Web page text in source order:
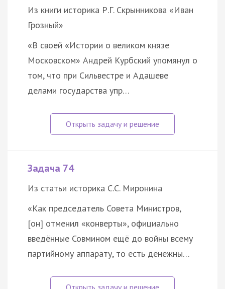
Из книги историка Р.Г. Скрынникова «Иван
Грозный»
«В своей «Истории о великом князе
Московском» Андрей Курбский упомянул о
том, что при Сильвестре и Адашеве
делами государства упр…
Задача 74
Из статьи историка С.С. Миронина
«Как председатель Совета Министров,
[он] отменил «конверты», официально
введённые Совмином ещё до войны всему
партийному аппарату, то есть денежны…